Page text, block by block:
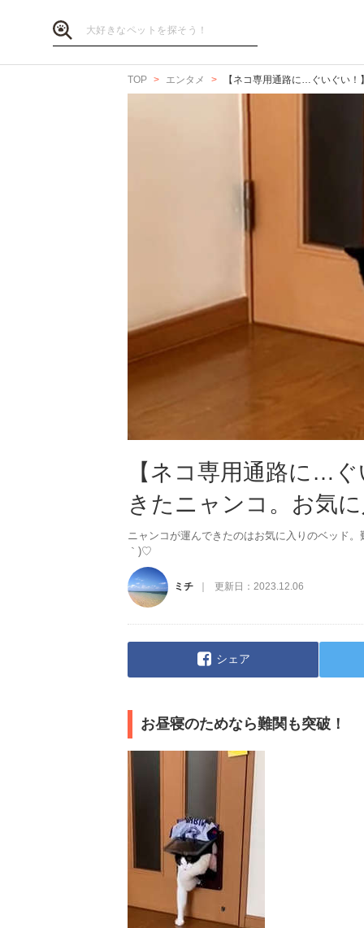
TOP エンタメ 【ネコ専用通路に…ぐいぐい
【ネコ専用通路に…
きたニャンコ。お気
ニャンコが運んできたのはお気に入りのベッド
｀)♡
ミチ 更新日： 2023.12.06
シェア
お昼寝のためなら難関も突破！